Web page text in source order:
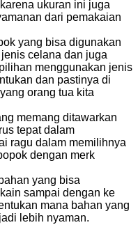
ukuran ini juga
dari pemakaian
yang bisa digunakan
celana dan juga
menggunakan jenis
dan pastinya di
orang tua kita
memang ditawarkan
tepat dalam
ragu dalam memilihnya
dengan merk
yang bisa
sampai dengan ke
mana bahan yang
lebih nyaman.